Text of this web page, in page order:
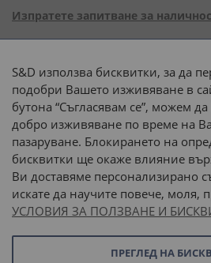
Изпратете запитване за
Начини на
Доставка до
или
S&D използва бисквитки, за да
подобри Вашето изживяване в
бутона “Съгласявам се”, можем
добро изживяване по време на
пазаруване. Блокирането на
бисквитки ще окаже влияние
Ви доставяме персонализирано
искате да научите повече, моля,
УСЛОВИЯ ЗА ПОЛЗВАНЕ И
ПРЕГЛЕД НА